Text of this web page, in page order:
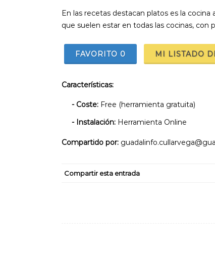
En las recetas destacan platos es la cocina
que suelen estar en todas las cocinas, con
FAVORITO 0 MI LISTADO
Características:
- Coste: Free (herramienta gratuita)
- Instalación: Herramienta Online
Compartido por:
Compartir esta entrada